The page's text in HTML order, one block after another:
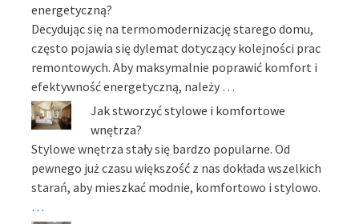
energetyczną?
Decydując się na termomodernizację starego domu,
często pojawia się dylemat dotyczący kolejności prac
remontowych. Aby maksymalnie poprawić komfort i
efektywność energetyczną, należy …
Jak stworzyć stylowe i komfortowe
wnętrza?
Stylowe wnętrza stały się bardzo popularne. Od
pewnego już czasu większość z nas dokłada wszelkich
starań, aby mieszkać modnie, komfortowo i stylowo.
…